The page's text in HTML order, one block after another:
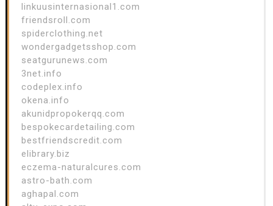
linkuusinternasional1.com
friendsroll.com
spiderclothing.net
wondergadgetsshop.com
seatgurunews.com
3net.info
codeplex.info
okena.info
akunidpropokerqq.com
bespokecardetailing.com
bestfriendscredit.com
elibrary.biz
eczema-naturalcures.com
astro-bath.com
aghapal.com